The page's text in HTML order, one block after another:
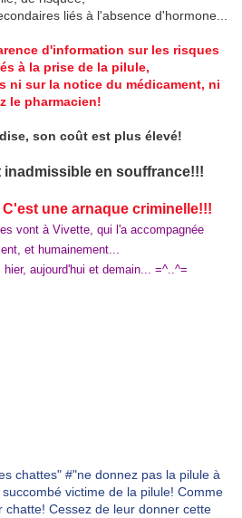
liés à l'absence d'hormone...
d'information sur les risques
à la prise de la pilule,
ni sur la notice du médicament, ni
le pharmacien!
son coût est plus élevé!
inadmissible en souffrance!!!
une arnaque criminelle!!!
vont à Vivette, qui l'a accompagnée
et humainement...
aujourd'hui et demain... =^..^=
chattes" #"ne donnez pas la pilule à
victime de la pilule! Comme
chatte! Cessez de leur donner cette